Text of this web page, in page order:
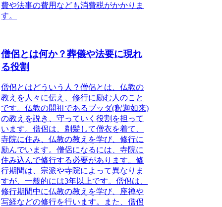
費や法事の費用 なども消費税がかかりま
す。
僧侶とは何か？葬儀や法要に現れ
る役割
僧侶とはどういう人？僧侶とは、仏教の
教えを人々に伝え、修行に励む人のこと
です。仏教の開祖であるブッダ(釈迦如来)
の教えを説き、守っていく役割を担って
います。僧侶は、剃髪して僧衣を着て、
寺院に住み、仏教の教えを学び、修行に
励んでいます。僧侶になるには、寺院に
住み込んで修行する必要があります。修
行期間は、宗派や寺院によって異なりま
すが、一般的には3年以上です。僧侶は、
修行期間中に仏教の教えを学び、座禅や
写経などの修行を行います。また、僧侶